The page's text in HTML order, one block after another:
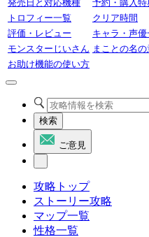
発売日と対応機種
予約・購入特
トロフィー一覧
クリア時間
評価・レビュー
キャラ・声優
モンスターじいさん まことの名
お助け機能の使い方
検索
ご意見
攻略トップ
ストーリー攻略
マップ一覧
性格一覧